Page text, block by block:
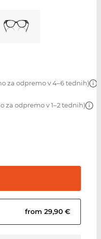
za odpremo v 4–6 tednih)
za odpremo v 1–2 tednih)
from 29,90 €